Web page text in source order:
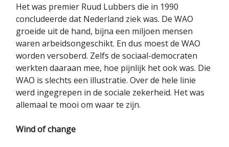
Het was premier Ruud Lubbers die in 1990
concludeerde dat Nederland ziek was. De WAO
groeide uit de hand, bijna een miljoen mensen
waren arbeidsongeschikt. En dus moest de WAO
worden versoberd. Zelfs de sociaal-democraten
werkten daaraan mee, hoe pijnlijk het ook was. Die
WAO is slechts een illustratie. Over de hele linie
werd ingegrepen in de sociale zekerheid. Het was
allemaal te mooi om waar te zijn.
Wind of change